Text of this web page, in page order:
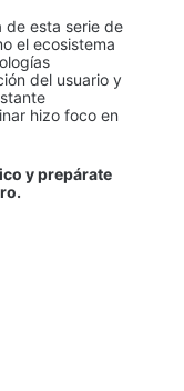
de esta serie de
el ecosistema
del usuario y
hizo foco en
y prepárate